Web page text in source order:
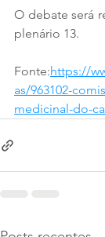
O debate será
plenário 13.
Fonte:https://
as/963102-
medicinal-do-